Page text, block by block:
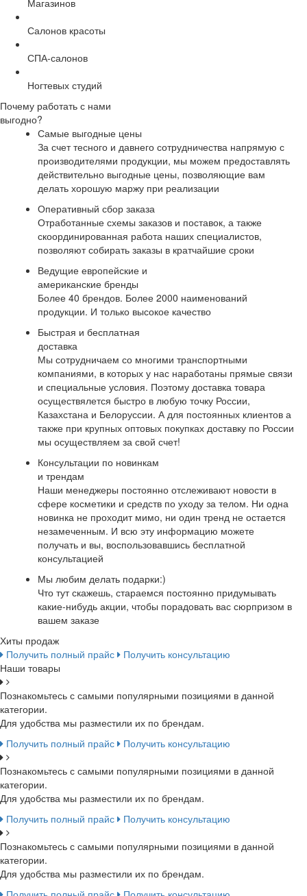
Магазинов
Салонов красоты
СПА-салонов
Ногтевых студий
Почему работать с нами
выгодно?
Самые выгодные цены
За счет тесного и давнего сотрудничества напрямую с
производителями продукции, мы можем предоставлять
действительно выгодные цены, позволяющие вам
делать хорошую маржу при реализации
Оперативный сбор заказа
Отработанные схемы заказов и поставок, а также
скоординированная работа наших специалистов,
позволяют собирать заказы в кратчайшие сроки
Ведущие европейские и
американские бренды
Более 40 брендов. Более 2000 наименований
продукции. И только высокое качество
Быстрая и бесплатная
доставка
Мы сотрудничаем со многими транспортными
компаниями, в которых у нас наработаны прямые связи
и специальные условия. Поэтому доставка товара
осуществялется быстро в любую точку России,
Казахстана и Белоруссии. А для постоянных клиентов а
также при крупных оптовых покупках доставку по России
мы осуществляем за свой счет!
Консультации по новинкам
и трендам
Наши менеджеры постоянно отслеживают новости в
сфере косметики и средств по уходу за телом. Ни одна
новинка не проходит мимо, ни один тренд не остается
незамеченным. И всю эту информацию можете
получать и вы, воспользовавшись бесплатной
консультацией
Мы любим делать подарки:)
Что тут скажешь, стараемся постоянно придумывать
какие-нибудь акции, чтобы порадовать вас сюрпризом в
вашем заказе
Хиты продаж
Получить полный прайс
Получить консультацию
Наши товары
Познакомьтесь с самыми популярными позициями в данной
категории.
Для удобства мы разместили их по брендам.
Получить полный прайс
Получить консультацию
Познакомьтесь с самыми популярными позициями в данной
категории.
Для удобства мы разместили их по брендам.
Получить полный прайс
Получить консультацию
Познакомьтесь с самыми популярными позициями в данной
категории.
Для удобства мы разместили их по брендам.